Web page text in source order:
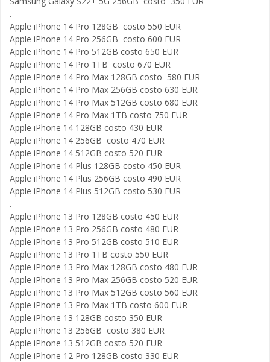
.
Apple iPhone 14 Pro 128GB costo 550 EUR
Apple iPhone 14 Pro 256GB costo 600 EUR
Apple iPhone 14 Pro 512GB costo 650 EUR
Apple iPhone 14 Pro 1TB costo 670 EUR
Apple iPhone 14 Pro Max 128GB costo 580 EUR
Apple iPhone 14 Pro Max 256GB costo 630 EUR
Apple iPhone 14 Pro Max 512GB costo 680 EUR
Apple iPhone 14 Pro Max 1TB costo 750 EUR
Apple iPhone 14 128GB costo 430 EUR
Apple iPhone 14 256GB costo 470 EUR
Apple iPhone 14 512GB costo 520 EUR
Apple iPhone 14 Plus 128GB costo 450 EUR
Apple iPhone 14 Plus 256GB costo 490 EUR
Apple iPhone 14 Plus 512GB costo 530 EUR
.
Apple iPhone 13 Pro 128GB costo 450 EUR
Apple iPhone 13 Pro 256GB costo 480 EUR
Apple iPhone 13 Pro 512GB costo 510 EUR
Apple iPhone 13 Pro 1TB costo 550 EUR
Apple iPhone 13 Pro Max 128GB costo 480 EUR
Apple iPhone 13 Pro Max 256GB costo 520 EUR
Apple iPhone 13 Pro Max 512GB costo 560 EUR
Apple iPhone 13 Pro Max 1TB costo 600 EUR
Apple iPhone 13 128GB costo 350 EUR
Apple iPhone 13 256GB costo 380 EUR
Apple iPhone 13 512GB costo 520 EUR
Apple iPhone 12 Pro 128GB costo 330 EUR